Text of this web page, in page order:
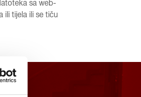
sa web-
ili tijela ili se tiču